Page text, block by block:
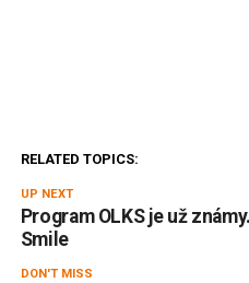
RELATED TOPICS:
UP NEXT
Program OLKS je už
Smile
DON'T MISS